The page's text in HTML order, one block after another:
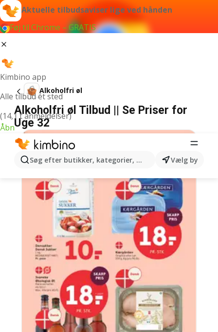
Aktuelle tilbudsaviser lige ved hånden
Føj til Chrome – GRATIS
Kimbino app
Alle tilbud ét sted
(14,1 t anmeldelser)
Åbn
Søg efter butikker, kategorier, produkter...Vælg by
Alkoholfri øl
Alkoholfri øl Tilbud || Se Priser for
Uge 32